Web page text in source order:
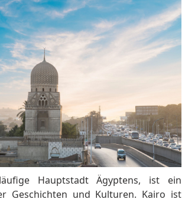
Hauptstadt Ägyptens, ist ein
Geschichten und Kulturen. Kairo ist